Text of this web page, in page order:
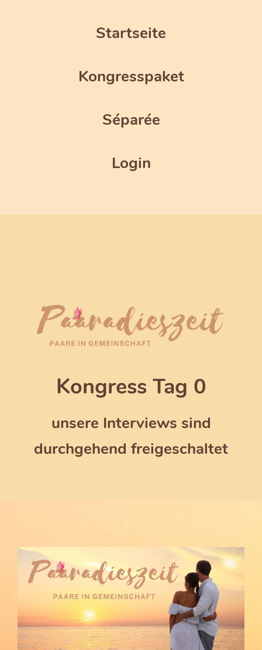
Startseite
Kongresspaket
Séparée
Login
Kongress Tag 0
unsere Interviews sind
durchgehend freigeschaltet